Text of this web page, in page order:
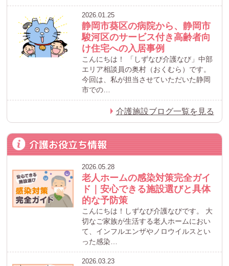
2026.01.25
静岡市葵区の病院から、静岡市
駿河区のサービス付き高齢者向
け住宅への入居事例
こんにちは！ 「しずなび介護なび」中部
エリア相談員の奥村（おくむら）です。
今回は、私が担当させていただいた静岡
市での…
介護施設ブログ一覧を見る
介護お役立ち情報
2026.05.28
老人ホームの感染対策完全ガイ
ド｜安心できる施設選びと具体
的な予防策
こんにちは！しずなび介護なびです。 大
切なご家族が生活する老人ホームにおい
て、インフルエンザやノロウイルスとい
った感染…
2026.03.23